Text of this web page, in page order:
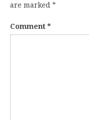
are marked *
Comment *